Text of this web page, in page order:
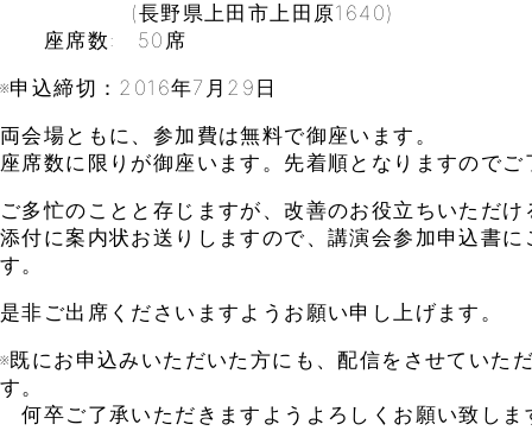
(長野県上田市上田原1640)
座席数: 50席
※申込締切：2016年7月29日
両会場ともに、参加費は無料で御座います。
座席数に限りが御座います。先着順となりますので
ご多忙のことと存じますが、改善のお役立ちいただ
添付に案内状お送りしますので、講演会参加申込書
す。
是非ご出席くださいますようお願い申し上げます。
※既にお申込みいただいた方にも、配信をさせていた
す。
何卒ご了承いただきますようよろしくお願い致しま